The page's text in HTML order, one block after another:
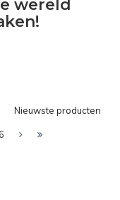
wereld
Nieuwste producten
6